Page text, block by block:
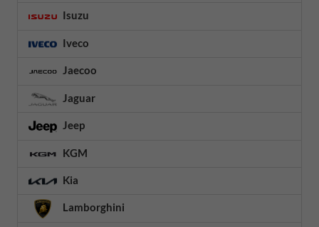
Isuzu
Iveco
Jaecoo
Jaguar
Jeep
KGM
Kia
Lamborghini